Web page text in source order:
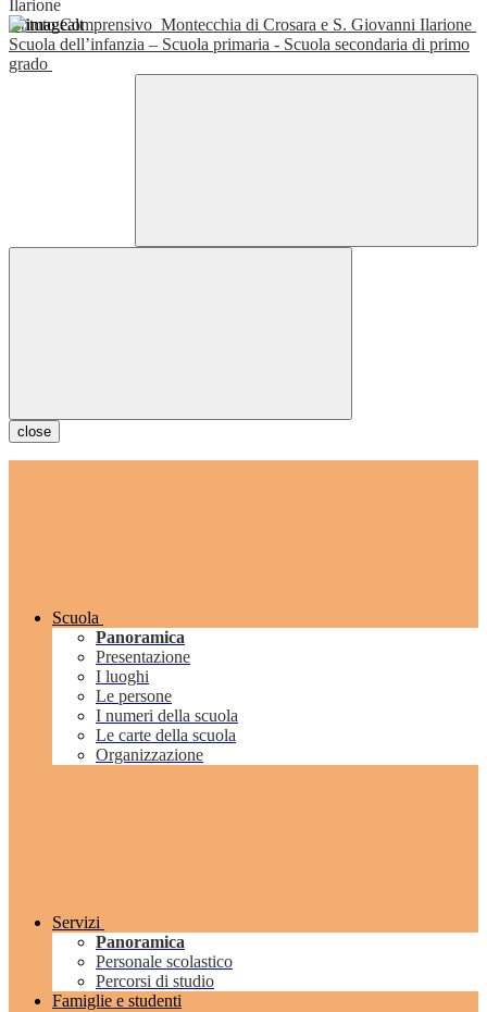
Istituto Comprensivo Montecchia di Crosara e S. Giovanni Ilarione
Scuola dell’infanzia – Scuola primaria - Scuola secondaria di primo
grado
close
Scuola
Panoramica
Presentazione
I luoghi
Le persone
I numeri della scuola
Le carte della scuola
Organizzazione
Servizi
Panoramica
Personale scolastico
Percorsi di studio
Famiglie e studenti